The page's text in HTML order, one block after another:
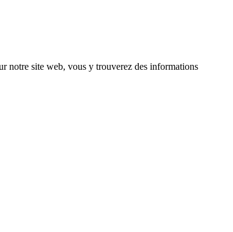
notre site web, vous y trouverez des informations